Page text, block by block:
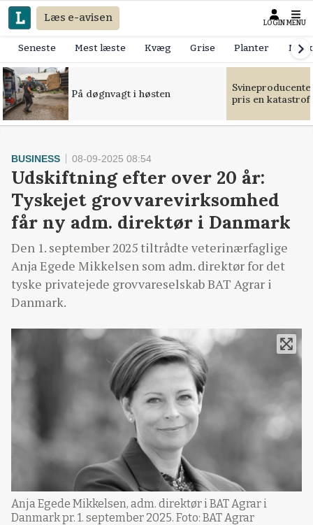
Læs e-avisen LOGIN MENU
Seneste Mest læste Kvæg Grise Planter
På døgnvagt i høsten
pris en
BUSINESS 08-09-2025 08:54
Udskiftning efter over 20 år:
Tyskejet grovvarevirksomhed
får ny adm. direktør i Danmark
Den 1. september 2025 tiltrådte veterinærfaglige
Anja Egede Mikkelsen som adm. direktør for det
tyske privatejede grovvareselskab BAT Agrar i
Danmark.
Anja Egede Mikkelsen, adm. direktør i BAT Agrar i
Danmark pr. 1. september 2025. Foto: BAT Agrar